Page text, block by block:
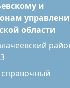
и
области
справочный